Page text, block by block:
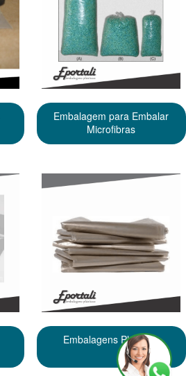
Embalagem para Embalar
Microfibras
Embalagens Plásticas